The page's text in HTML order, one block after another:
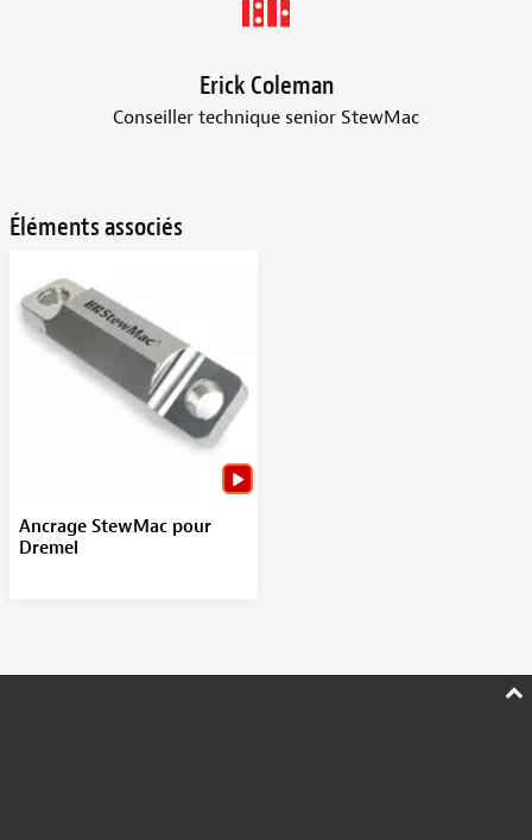
Erick Coleman
Conseiller technique senior StewMac
Éléments associés
Ancrage StewMac pour
Dremel